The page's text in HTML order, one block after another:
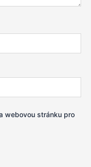
webovou stránku pro